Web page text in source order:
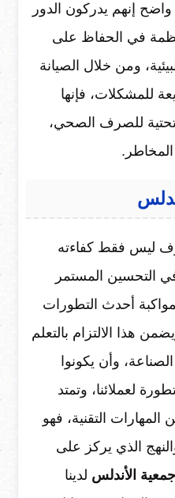
إنهم يدركون الدور
في الحفاظ على
ومن خلال الصيانة
للمشكلات، فإنها
للصرف الصحي،
ليس فقط كفاءته
في التحسين المستمر
أحدث التطورات
هذا الالتزام بالتعلم
وأن يكونوا
لعملائنا، وتمتد
المهارات التقنية، فهو
الذي يركز على
الأندلس لدينا